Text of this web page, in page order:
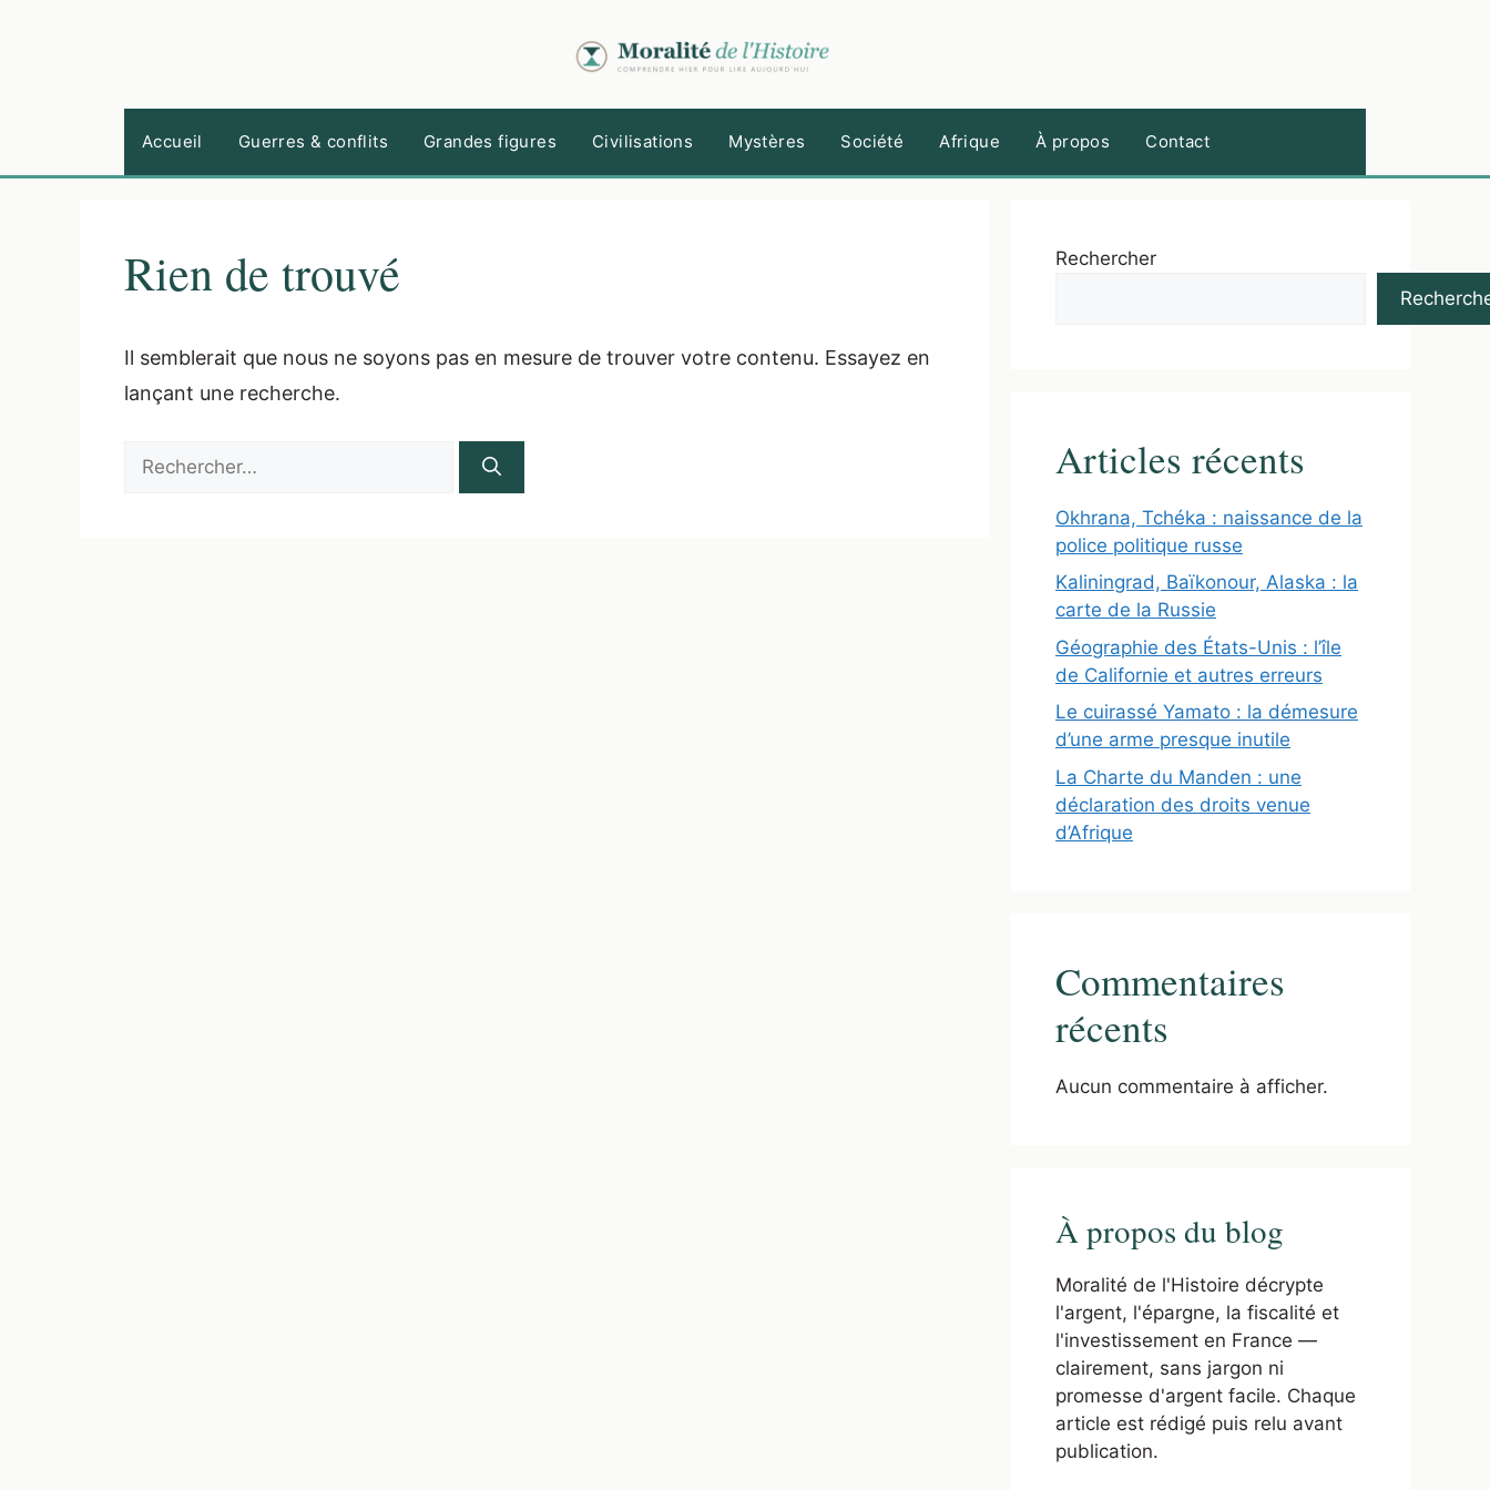
Accueil Guerres & conflits Grandes figures Civilisations Mystères Société Afrique À propos Contact
Rien de trouvé
Il semblerait que nous ne soyons pas en mesure de trouver votre contenu. Essayez en
lançant une recherche.
Rechercher :
Rechercher
Articles récents
Okhrana, Tchéka : naissance de la
police politique russe
Kaliningrad, Baïkonour, Alaska : la
carte de la Russie
Géographie des États-Unis : l’île
de Californie et autres erreurs
Le cuirassé Yamato : la démesure
d’une arme presque inutile
La Charte du Manden : une
déclaration des droits venue
d’Afrique
Commentaires
récents
Aucun commentaire à afficher.
À propos du blog
Moralité de l'Histoire décrypte
l'argent, l'épargne, la fiscalité et
l'investissement en France —
clairement, sans jargon ni
promesse d'argent facile. Chaque
article est rédigé puis relu avant
publication.